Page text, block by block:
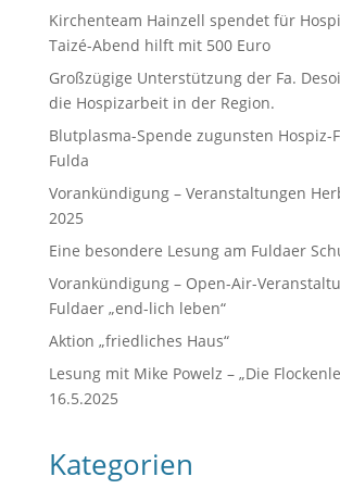
Kirchenteam Hainzell spendet für
Taizé-Abend hilft mit 500 Euro
Großzügige Unterstützung der Fa.
die Hospizarbeit in der Region.
Blutplasma-Spende zugunsten Hospiz-
Fulda
Vorankündigung – Veranstaltungen
2025
Eine besondere Lesung am Fuldaer
Vorankündigung – Open-Air-
Fuldaer „end-lich leben“
Aktion „friedliches Haus“
Lesung mit Mike Powelz – „Die
16.5.2025
Kategorien